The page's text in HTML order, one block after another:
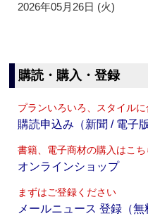
2026年05月26日 (火)
購読・購入・登録
プランいろいろ、スタイル
購読申込み（新聞 / 電子版
書籍、電子商材の購入はこち
オンラインショップ
まずはご登録ください
メールニュース 登録（無